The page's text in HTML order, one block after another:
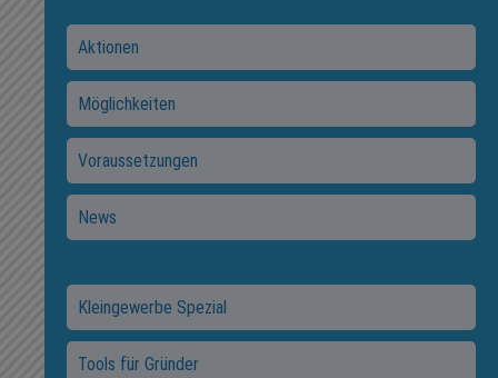
Aktionen
Möglichkeiten
Voraussetzungen
News
Kleingewerbe Spezial
Tools für Gründer